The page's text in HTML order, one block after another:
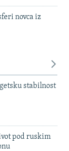
novca iz
stabilnost
pod ruskim